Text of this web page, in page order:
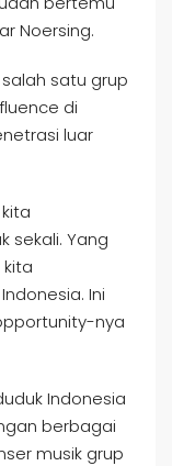
Noersing.
satu grup
di
luar
sekali. Yang
Ini
nya
Indonesia
berbagai
musik grup